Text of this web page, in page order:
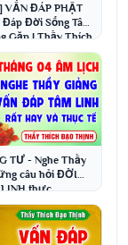
VẤN ĐÁP PHẬT
Đời Sống Tâm
Gặp | Thầy Thích
TƯ - Nghe Thầy
câu hỏi ĐỜI
LINH thực
Đạo Thịnh